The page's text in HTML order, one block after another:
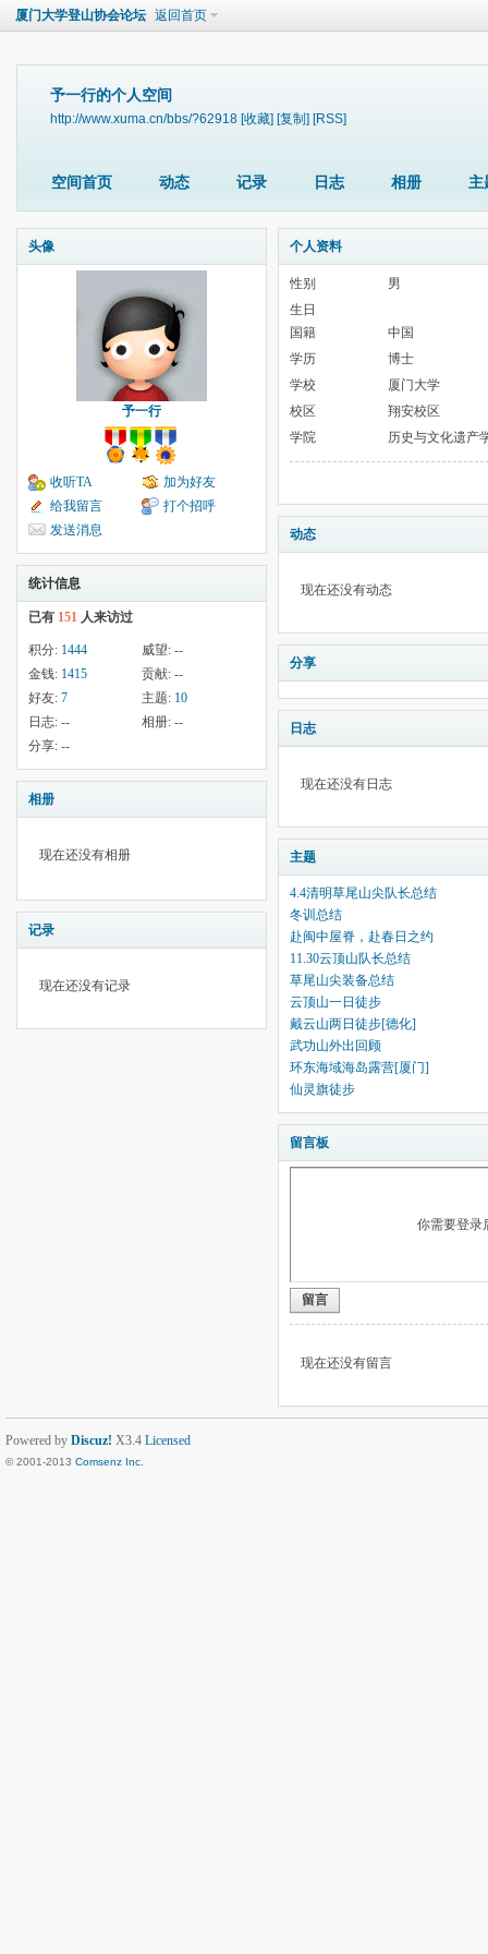
厦门大学登山协会论坛 返回首页
予一行的个人空间
http://www.xuma.cn/bbs/?62918 [收藏] [复制] [RSS]
空间首页 动态 记录 日志 相册 主
头像
予一行
收听TA
加为好友
给我留言
打个招呼
发送消息
统计信息
已有 151 人来访过
积分: 1444 威望: --
金钱: 1415 贡献: --
好友: 7 主题: 10
日志: -- 相册: --
分享: --
相册
现在还没有相册
记录
现在还没有记录
个人资料
性别
男
生日
国籍
中国
学历
博士
学校
厦门大学
校区
翔安校区
学院
历史与文化遗产
动态
现在还没有动态
分享
日志
现在还没有日志
主题
4.4清明草尾山尖队长总结
冬训总结
赴闽中屋脊，赴春日之约
11.30云顶山队长总结
草尾山尖装备总结
云顶山一日徒步
戴云山两日徒步[德化]
武功山外出回顾
环东海域海岛露营[厦门]
仙灵旗徒步
留言板
你需要登录
留言
现在还没有留言
Powered by Discuz! X3.4 Licensed
© 2001-2013 Comsenz Inc.